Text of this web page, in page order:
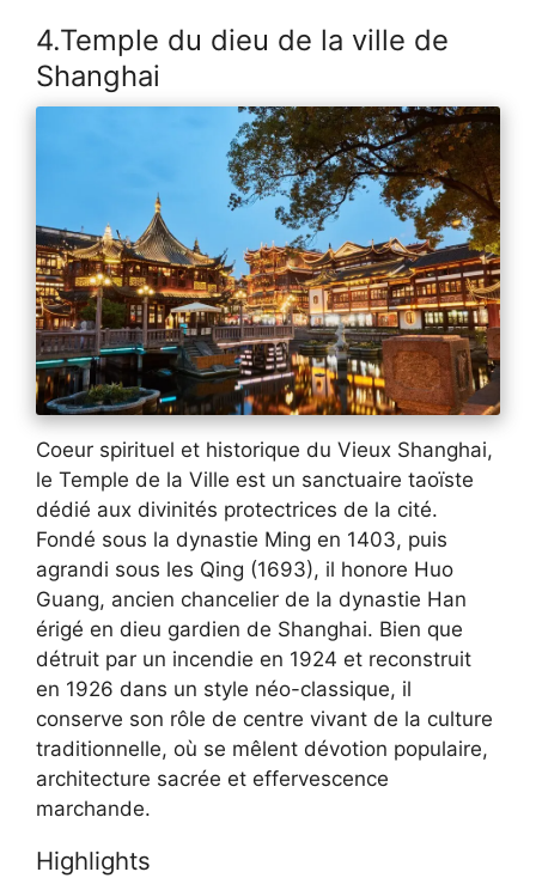
4.Temple du dieu de la ville de
Shanghai
Coeur spirituel et historique du Vieux Shanghai,
le Temple de la Ville est un sanctuaire taoïste
dédié aux divinités protectrices de la cité.
Fondé sous la dynastie Ming en 1403, puis
agrandi sous les Qing (1693), il honore Huo
Guang, ancien chancelier de la dynastie Han
érigé en dieu gardien de Shanghai. Bien que
détruit par un incendie en 1924 et reconstruit
en 1926 dans un style néo-classique, il
conserve son rôle de centre vivant de la culture
traditionnelle, où se mêlent dévotion populaire,
architecture sacrée et effervescence
marchande.
Highlights